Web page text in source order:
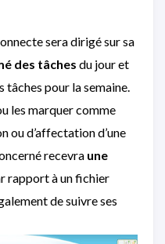
sera dirigé sur sa
des tâches du jour et
tâches pour la semaine.
les marquer comme
ou d’affectation d’une
recevra une
rapport à un fichier
de suivre ses